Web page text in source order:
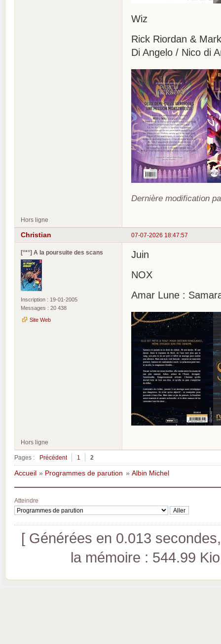
Wiz
Rick Riordan &
Di Angelo / Nico di
Dernière modification
Hors ligne
07-07-2026 18:47:57
Christian
[°*°] A la poursuite des scans
Inscription : 19-01-2005
Messages : 20 438
Site Web
Juin
NOX
Amar Lune :
Hors ligne
Pages : Précédent 1 2
Accueil » Programmes de parution » Albin Michel
Atteindre
[ Générées en 0.013
la mémoire : 544.99